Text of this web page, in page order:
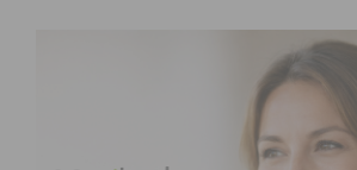
Entregas mais rápidas e